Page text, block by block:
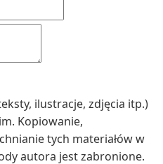
ilustracje, zdjęcia itp.)
Kopiowanie,
tych materiałów w
autora jest zabronione.